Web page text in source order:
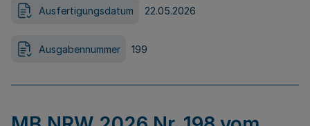
Ausfertigungsdatum 22.05.2026
Ausgabennummer 199